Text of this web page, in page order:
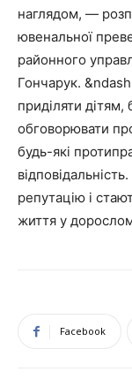
наглядом, —
ювенальної
районного
Гончарук.
приділяти дітям,
обговорювати
будь-які
репутацію і
життя у
Facebook